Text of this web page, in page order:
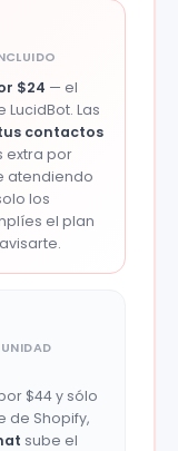
$24 — el
Las
contactos
extra por
atendiendo
los
el plan
$44 y sólo
de Shopify,
sube el